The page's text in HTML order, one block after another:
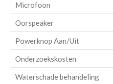
Microfoon
Oorspeaker
Powerknop Aan/Uit
Onderzoekskosten
Waterschade behandeling